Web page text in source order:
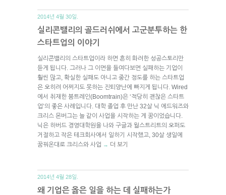
2014년 4월 30일.
실리콘밸리의 골드러쉬에서 고군분투하는 한
스타트업의 이야기
실리콘밸리의 스타트업이라 하면 흔히 화려한 성공스토리만
듣게 됩니다. 그러나 그 이면을 들여다보면 실패하는 기업이
훨씬 많고, 확실한 실패도 아니고 중간 정도를 하는 스타트업
은 오히려 어쩌지도 못하는 진퇴양난에 빠지게 됩니다. Wired
에서 취재한 붐트레인(Boomtrain)은 ‘적당히 괜찮은 스타트
업’의 좋은 사례입니다. 대학 졸업 후 만난 32살 닉 에드워즈와
크리스 몬버그는 늘 같이 사업을 시작하는 게 꿈이었습니다.
닉은 하버드 경영대학원을 나와 구글과 월스트리트의 오퍼도
거절하고 작은 테크회사에서 일하기 시작했고, 30살 생일에
꿈꿔온대로 크리스와 사업 → 더 보기
2014년 4월 28일.
왜 기업은 옳은 일을 하는 데 실패하는가